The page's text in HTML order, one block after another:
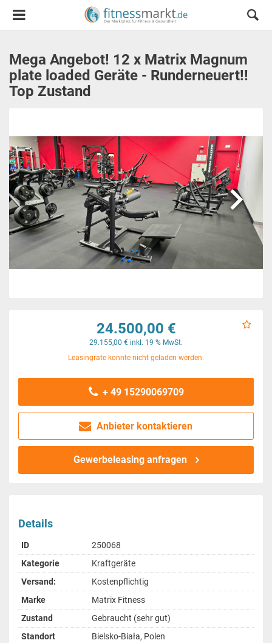
Mega Angebot! 12 x Matrix Magnum
plate loaded Geräte - Runderneuert!!
Top Zustand

24.500,00 €
29.155,00 € inkl. 19 % MwSt.
Leasingrate konnte nicht geladen werden.
+ 49 15290069709
Anbieter kontaktieren
Gewerbeleasing anfragen
Details
ID
250068
Kategorie
Kraftgeräte
Versand:
Kostenpflichtig
Marke
Matrix Fitness
Zustand
Gebraucht (sehr gut)
Standort
Bielsko-Biała, Polen